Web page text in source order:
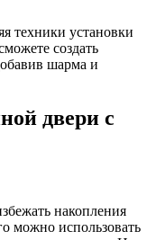
техники установки
создать
шарма и
двери с
накопления
можно использовать